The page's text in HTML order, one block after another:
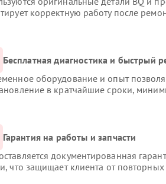
корректную работу после
Бесплатная диагностика и быстрый
оборудование и опыт
в кратчайшие сроки,
Гарантия на работы и запчасти
документированная
что защищает клиента от